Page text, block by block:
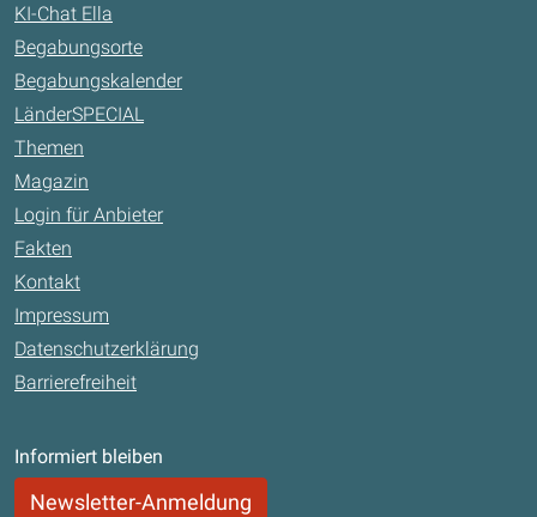
KI-Chat Ella
Begabungsorte
Begabungskalender
LänderSPECIAL
Themen
Magazin
Login für Anbieter
Fakten
Kontakt
Impressum
Datenschutzerklärung
Barrierefreiheit
Informiert bleiben
Newsletter-Anmeldung